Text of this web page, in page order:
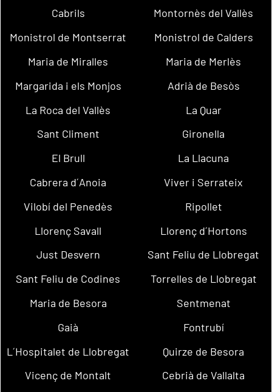
Cabrils
Montornès del Vallès
Monistrol de Montserrat
Monistrol de Calders
Maria de Miralles
Maria de Merlès
Margarida i els Monjos
Adrià de Besòs
La Roca del Vallès
La Quar
Sant Climent
Gironella
El Brull
La Llacuna
Cabrera d´Anoia
Viver i Serrateix
Vilobí del Penedès
Ripollet
Llorenç Savall
Llorenç d´Hortons
Just Desvern
Sant Feliu de Llobregat
Sant Feliu de Codines
Torrelles de Llobregat
Maria de Besora
Sentmenat
Gaià
Fontrubí
L´Hospitalet de Llobregat
Quirze de Besora
Vicenç de Montalt
Cebrià de Vallalta